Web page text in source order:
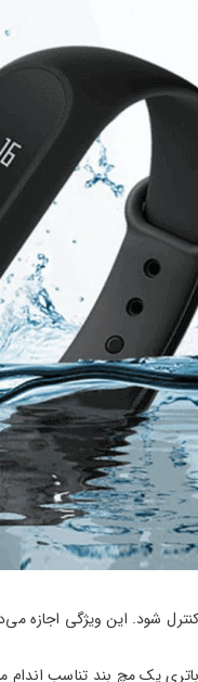
شود. این ویژگی اجازه